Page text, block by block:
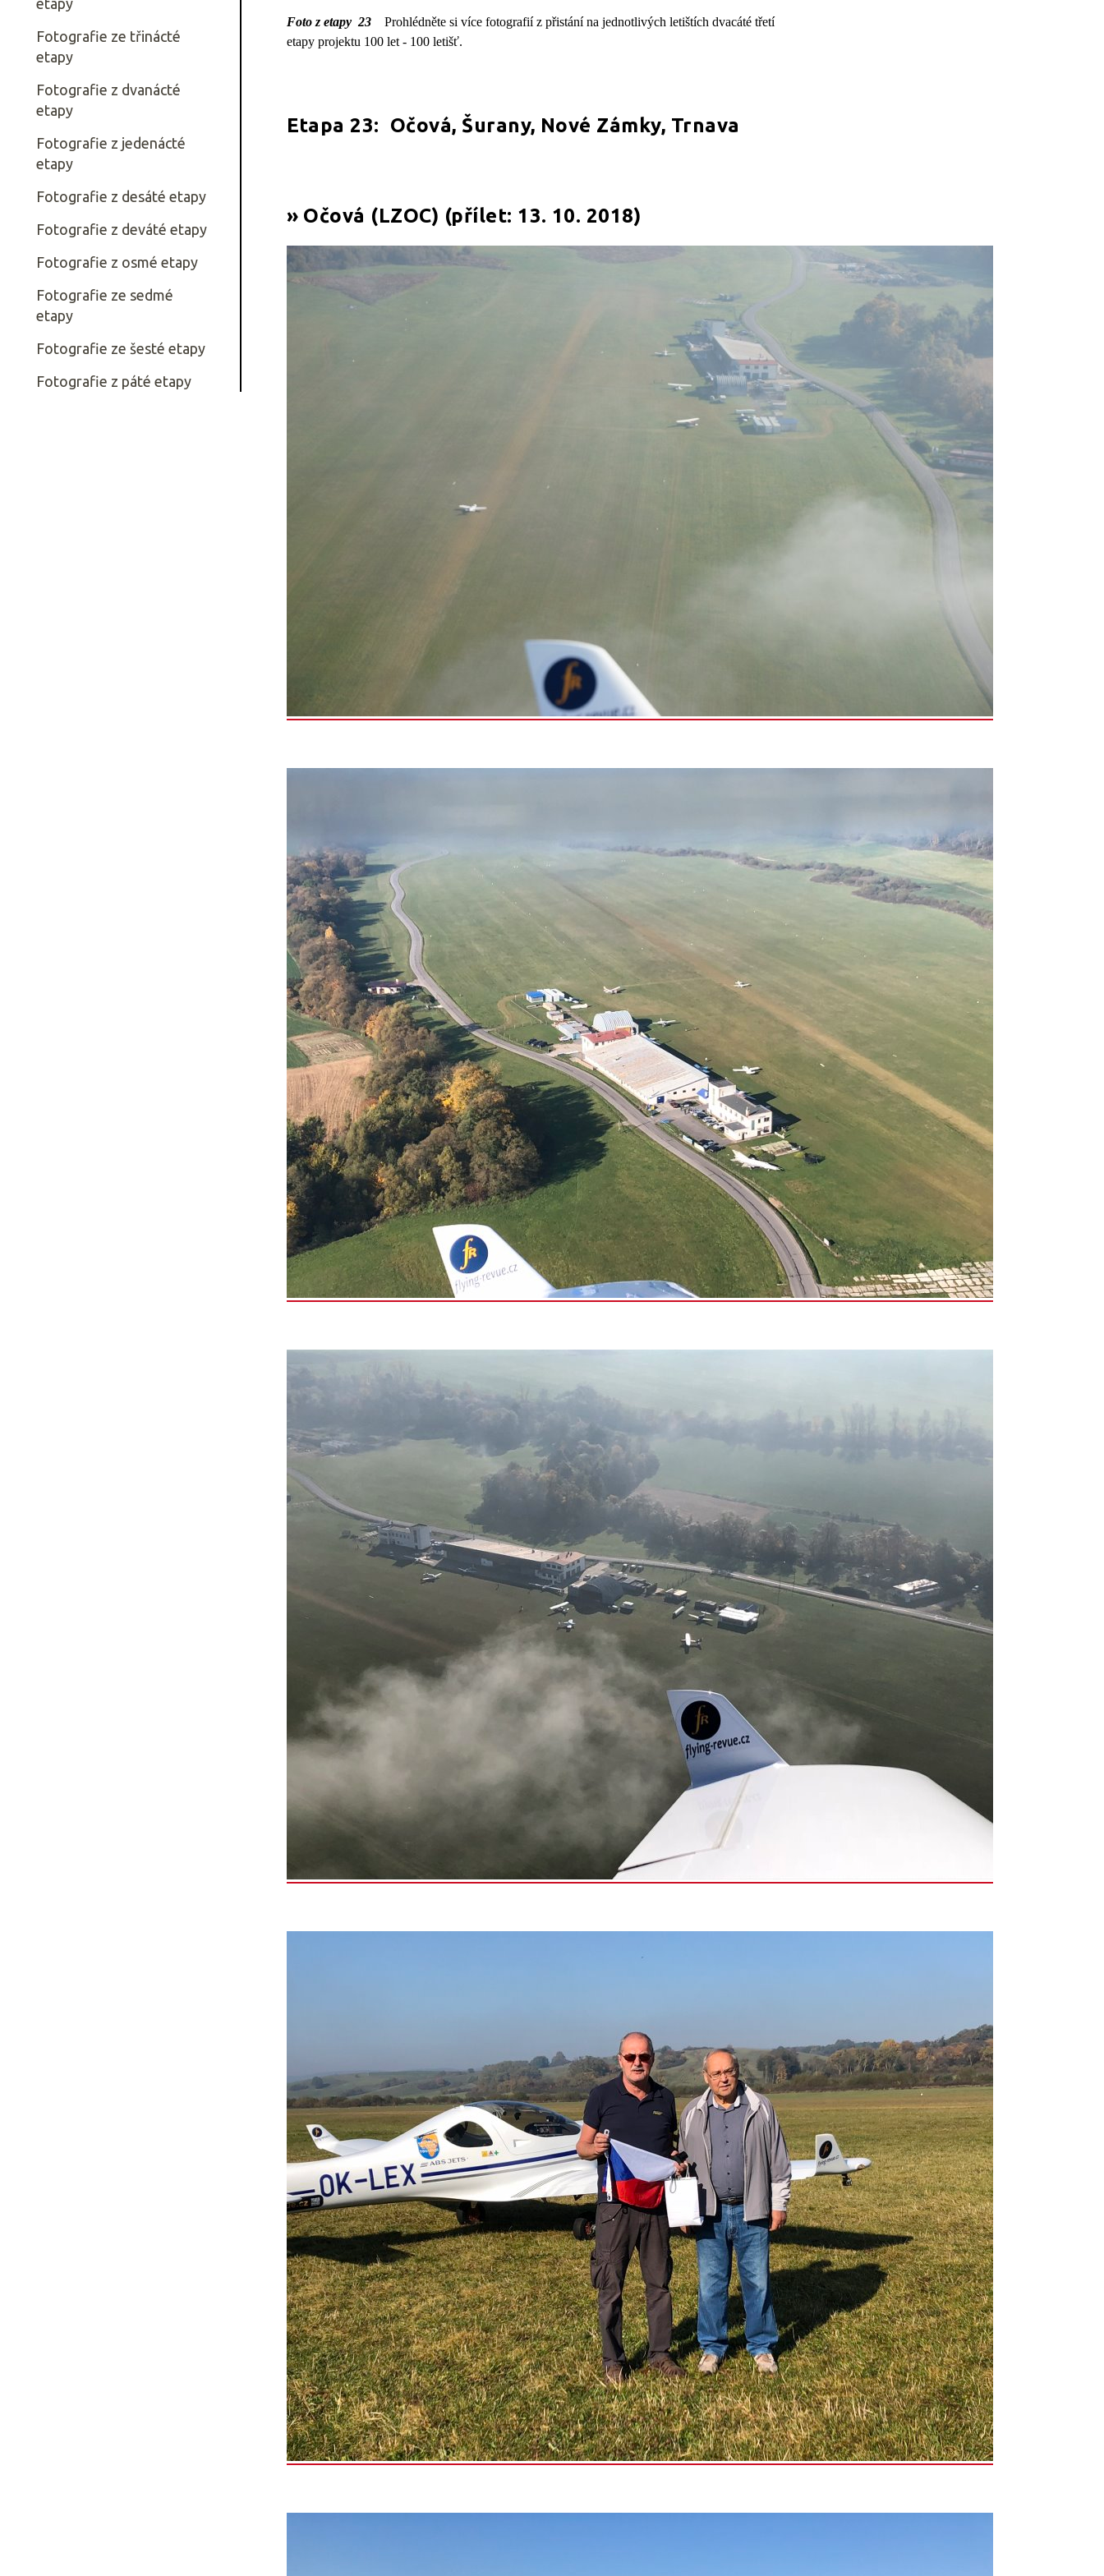
Foto z etapy 23
Prohlédněte si více fotografií z přistání na jednotlivých letištích dvacáté třetí
etapy projektu 100 let - 100 letišť.
Etapa 23: Očová, Šurany, Nové Zámky, Trnava
» Očová (LZOC) (přílet: 13. 10. 2018)
etapy
Fotografie ze třinácté
etapy
Fotografie z dvanácté
etapy
Fotografie z jedenácté
etapy
Fotografie z desáté etapy
Fotografie z deváté etapy
Fotografie z osmé etapy
Fotografie ze sedmé
etapy
Fotografie ze šesté etapy
Fotografie z páté etapy